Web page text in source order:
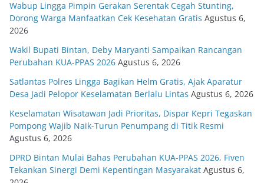
Wabup Lingga Pimpin Gerakan Serentak Cegah Stunting,
Dorong Warga Manfaatkan Cek Kesehatan Gratis Agustus 6,
2026
Wakil Bupati Bintan, Deby Maryanti Sampaikan Rancangan
Perubahan KUA-PPAS 2026 Agustus 6, 2026
Satlantas Polres Lingga Bagikan Helm Gratis, Ajak Aparatur
Desa Jadi Pelopor Keselamatan Berlalu Lintas Agustus 6, 2026
Keselamatan Wisatawan Jadi Prioritas, Dispar Kepri Tegaskan
Pompong Wajib Naik-Turun Penumpang di Titik Resmi
Agustus 6, 2026
DPRD Bintan Mulai Bahas Perubahan KUA-PPAS 2026, Fiven
Tekankan Sinergi Demi Kepentingan Masyarakat Agustus 6,